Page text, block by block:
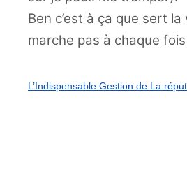
Ben c’est à ça que sert
marche pas à chaque
L’Indispensable Gestion de La